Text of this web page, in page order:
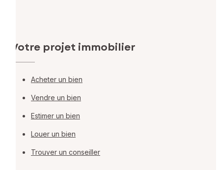
Votre projet immobilier
Acheter un bien
Vendre un bien
Estimer un bien
Louer un bien
Trouver un conseiller